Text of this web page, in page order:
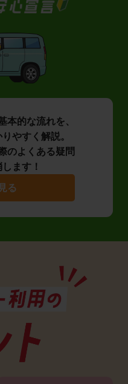
本的な流れを、
やすく解説。
のよくある疑問
ます！
る